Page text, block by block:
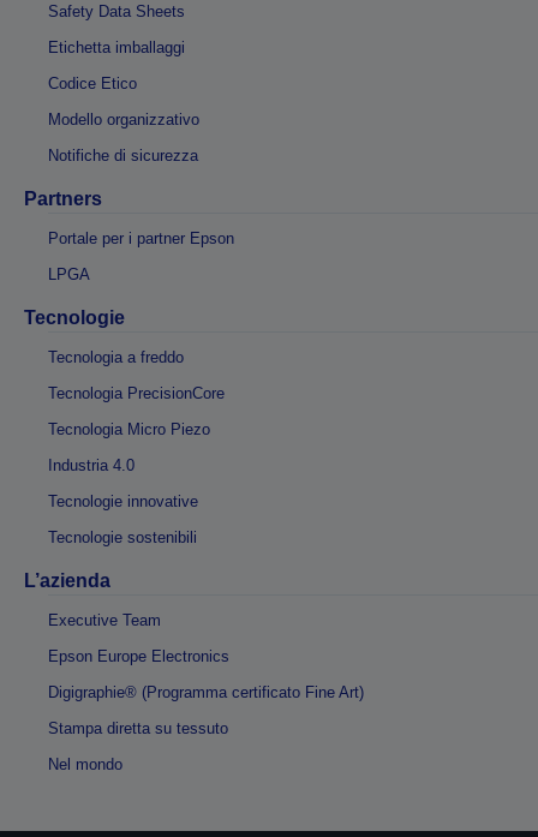
Safety Data Sheets
Etichetta imballaggi
Codice Etico
Modello organizzativo
Notifiche di sicurezza
Partners
Portale per i partner Epson
LPGA
Tecnologie
Tecnologia a freddo
Tecnologia PrecisionCore
Tecnologia Micro Piezo
Industria 4.0
Tecnologie innovative
Tecnologie sostenibili
L’azienda
Executive Team
Epson Europe Electronics
Digigraphie® (Programma certificato Fine Art)
Stampa diretta su tessuto
Nel mondo